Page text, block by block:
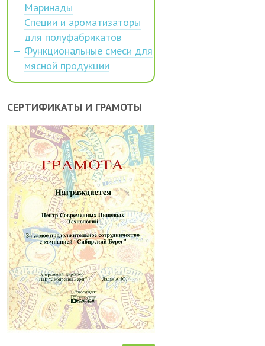
Маринады
Специи и ароматизаторы
для полуфабрикатов
Функциональные смеси для
мясной продукции
СЕРТИФИКАТЫ И ГРАМОТЫ